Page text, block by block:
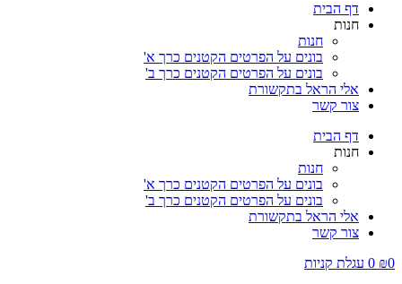
דף הבית
חנות
חנות
בונים על הפרטים הקטנים כרך א'
בונים על הפרטים הקטנים כרך ב'
אלי הראל בתקשורת
צור קשר
דף הבית
חנות
חנות
בונים על הפרטים הקטנים כרך א'
בונים על הפרטים הקטנים כרך ב'
אלי הראל בתקשורת
צור קשר
₪0
0 עגלת קניות